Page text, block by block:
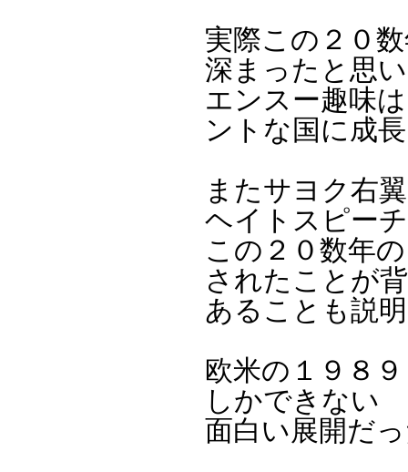
実際この２０
深まったと思
エンスー趣味
ントな国に成
またサヨク右
ヘイトスピー
この２０数年
されたことが
あることも説
欧米の１９８
しかできない
面白い展開だ